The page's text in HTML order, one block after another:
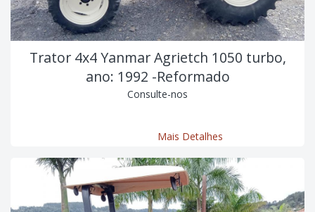
Trator 4x4 Yanmar Agrietch 1050 turbo,
ano: 1992 -Reformado
Consulte-nos
Mais Detalhes